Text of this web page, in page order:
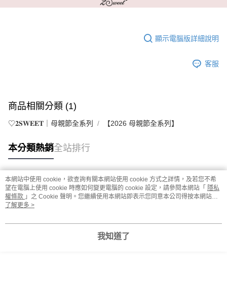
顯示電腦版詳細說明
客服
商品相關分類 (1)
♡𝟐𝐒𝐖𝐄𝐄𝐓｜母親節全系列 【2026 母親節全系列】
本分類熱銷全站排行
熱門標籤
本網站中使用 cookie，欲查詢有關本網站使用 cookie 方式之詳情，及若您不希
望在電腦上使用 cookie 時應如何變更電腦的 cookie 設定，請參閱本網站「 隱私
權條款 」之 Cookie 聲明。您繼續使用本網站即表示您同意本公司得按本網站使
用條款之 Cookie 聲明使用 cookie。
了解更多 >
我知道了